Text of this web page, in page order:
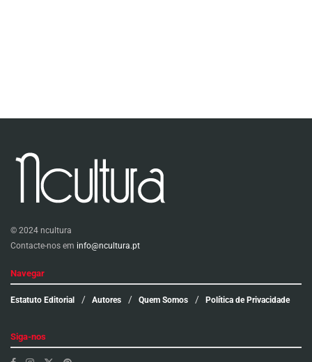
© 2024 ncultura
Contacte-nos em info@ncultura.pt
Navegar
Estatuto Editorial Autores Quem Somos Política de Privacidade
Siga-nos